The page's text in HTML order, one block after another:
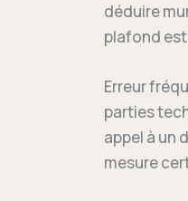
déduire
plafond est
Erreur
parties
appel à un
mesure